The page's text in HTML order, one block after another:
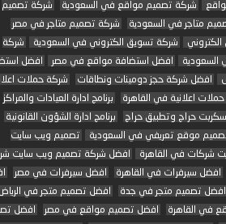
شركة تصميم مواقع في السعودية
شركة تصميم
متاجر في السعودية
شركة تصميم متاجر في مصر
شركة تسويق الكتروني في السعودية
شركة
السعودية افضل استضافة مواقع في مصر
افضل
افضل شركة حجز دومينات ونطاقات
شركة حملات
اعلانية في القاهرة
برنامج ادارة العيادات والمراكز
حراج وتطبيق حراج
برنامج ادارة الشؤون القانونية
موقع تعريفي في السعودية
تصميم ويب سايت
شركات في القاهرة
افضل شركة تصميم ويب سايت
افضل سيرفرات في القاهرة افضل سيرفرات في مصر
افضل تصميم متجر في جدة
افضل تصميم متجر في
في القاهرة افضل تصميم مواقع في مصر افضل